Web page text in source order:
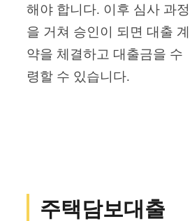
해야 합니다. 이후 심사 과정
을 거쳐 승인이 되면 대출 계
약을 체결하고 대출금을 수
령할 수 있습니다.
주택담보대출